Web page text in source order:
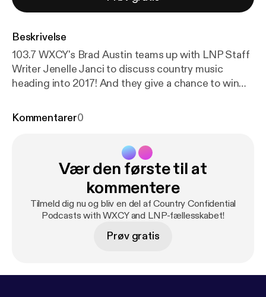
Beskrivelse
103.7 WXCY's Brad Austin teams up with LNP Staff
Writer Jenelle Janci to discuss country music
heading into 2017! And they give a chance to win
month!
Kommentarer0
Vær den første til at
kommentere
Tilmeld dig nu og bliv en del af Country Confidential
Podcasts with WXCY and LNP-fællesskabet!
Prøv gratis